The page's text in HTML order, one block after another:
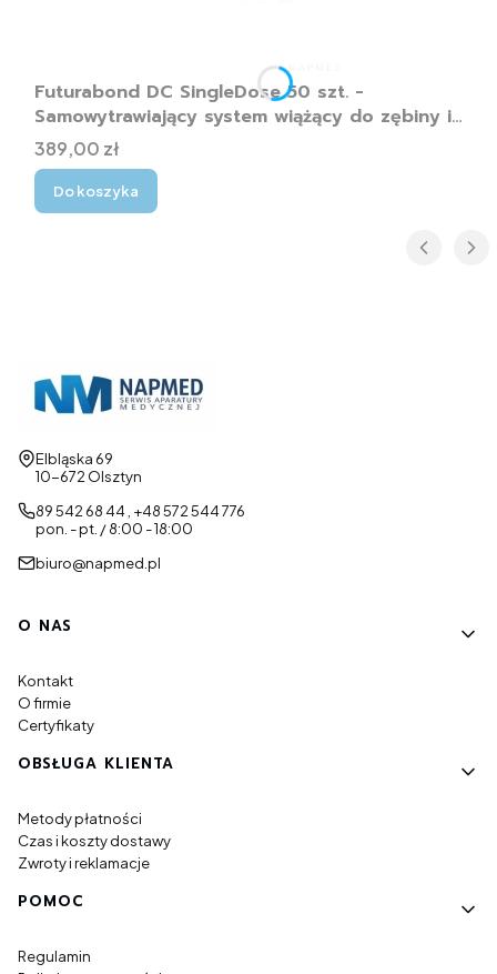
Futurabond DC SingleDose 50 szt. -
Samowytrawiający system wiążący do zębiny i
szkliwa
Cena
389,00 zł
Do koszyka
Adres:
Elbląska 69
10-672 Olsztyn
89 542 68 44 , +48 572 544 776
pon. - pt. / 8:00 - 18:00
biuro@napmed.pl
Linki w stopce
O NAS
Kontakt
O firmie
Certyfikaty
OBSŁUGA KLIENTA
Metody płatności
Czas i koszty dostawy
Zwroty i reklamacje
POMOC
Regulamin